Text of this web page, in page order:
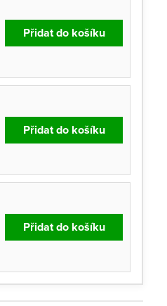
Přidat do košíku
Přidat do košíku
Přidat do košíku